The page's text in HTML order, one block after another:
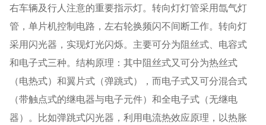
右车辆及行人注意的重要指示灯。转向灯灯管采用氙气灯
管，单片机控制电路，左右轮换频闪不间断工作。转向灯
采用闪光器，实现灯光闪烁。主要可分为阻丝式、电容式
和电子式三种。结构原理：其中阻丝式又可分为热丝式
（电热式）和翼片式（弹跳式），而电子式又可分混合式
（带触点式的继电器与电子元件）和全电子式（无继电
器）。比如弹跳式闪光器，利用电流热效应原理，以热胀